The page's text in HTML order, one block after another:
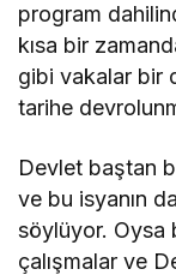
program
kısa bir
gibi vakalar bir
tarihe
Devlet baştan
ve bu isyanın
söylüyor. Oysa
çalışmalar ve